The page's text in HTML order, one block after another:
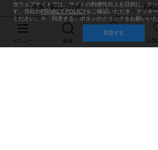
中国・四国・九州
メニュー 検索 お気
当ウェブサイトでは、サイトの利便性向上を目的に、ク
す。当社のPRIVACY POLICYをご確認いただき、クッキ
ください。※「同意する」ボタンのクリックをお願いいた
同意する